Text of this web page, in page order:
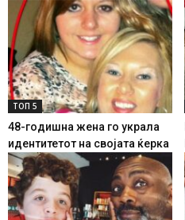
ТОП 5
48-годишна жена го украла
идентитетот на својата ќерка